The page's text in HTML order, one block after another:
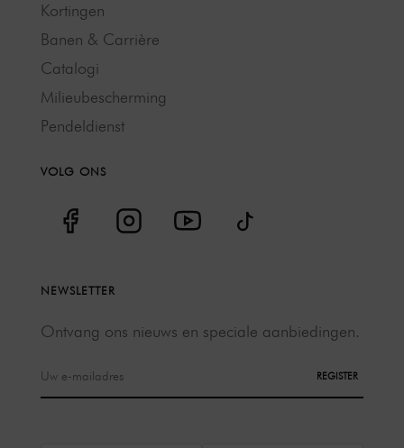
Kortingen
Banen & Carrière
Catalogi
Milieubescherming
Pendeldienst
VOLG ONS
NEWSLETTER
Ontvang ons nieuws en speciale aanbiedingen.
REGISTER